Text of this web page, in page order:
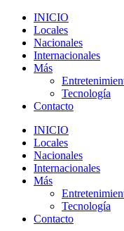
INICIO
Locales
Nacionales
Internacionales
Más
Tecnología
Contacto
INICIO
Locales
Nacionales
Internacionales
Más
Tecnología
Contacto